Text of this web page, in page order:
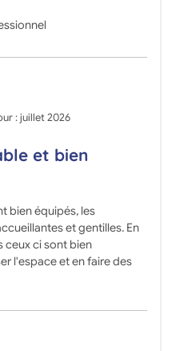
:juillet 2026
et bien
bien équipés, les
et gentilles. En
ceux ci sont bien
l'espace et en faire des